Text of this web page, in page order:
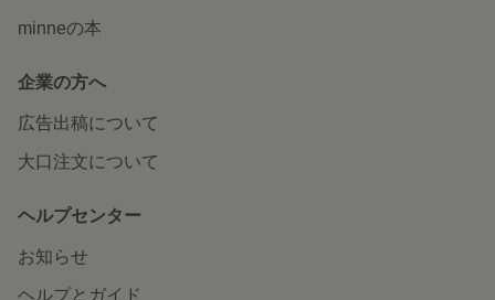
minneの本
企業の方へ
広告出稿について
大口注文について
ヘルプセンター
お知らせ
ヘルプとガイド